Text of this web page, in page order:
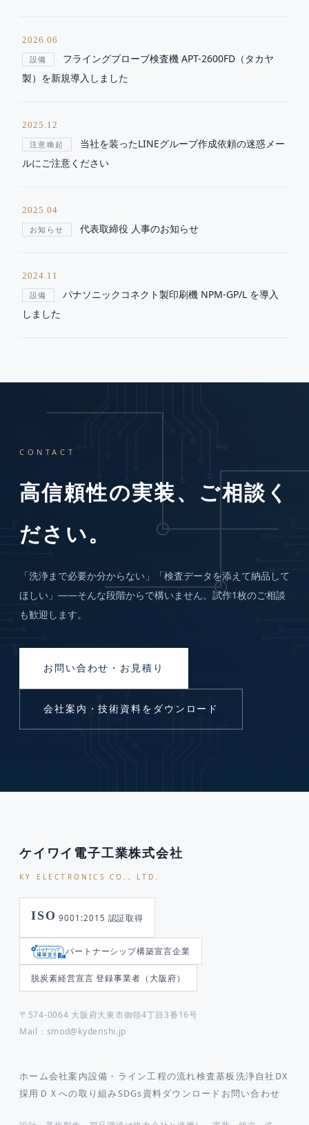
2026.06
設備
フライングプローブ検査機 APT-2600FD（タカヤ
製）を新規導入しました
2025.12
注意喚起
当社を装ったLINEグループ作成依頼の迷惑メー
ルにご注意ください
2025.04
お知らせ 代表取締役 人事のお知らせ
2024.11
設備
パナソニックコネクト製印刷機 NPM-GP/L を導入
しました
CONTACT
高信頼性の実装、ご相談く
ださい。
「洗浄まで必要か分からない」「検査データを添えて納品して
ほしい」——そんな段階からで構いません。試作1枚のご相談
も歓迎します。
お問い合わせ・お見積り
会社案内・技術資料をダウンロード
ケイワイ電子工業株式会社
KY ELECTRONICS CO., LTD.
ISO 9001:2015 認証取得
パートナーシップ構築宣言企業
脱炭素経営宣言 登録事業者（大阪府）
〒574-0064 大阪府大東市御領4丁目3番16号
Mail：smod@kydenshi.jp
ホーム会社案内設備・ライン工程の流れ検査基板洗浄自社DX
採用 ＤＸへの取り組みSDGs資料ダウンロード お問い合わせ